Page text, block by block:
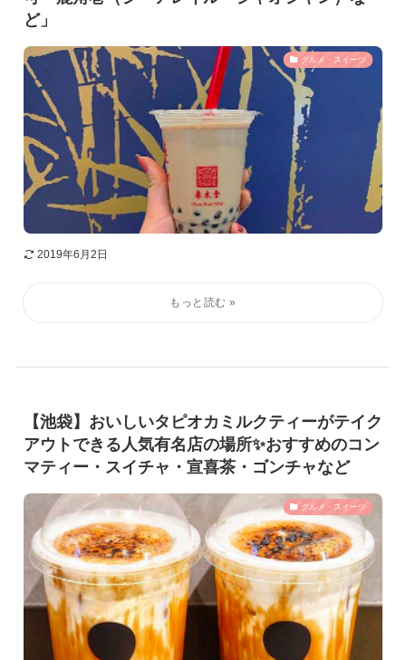
ど」
グルメ・スイーツ
2019年6月2日
【池袋】おいしいタピオカミルクティーがテイク
アウトできる人気有名店の場所✨おすすめのコン
マティー・スイチャ・宣喜茶・ゴンチャなど
グルメ・スイーツ